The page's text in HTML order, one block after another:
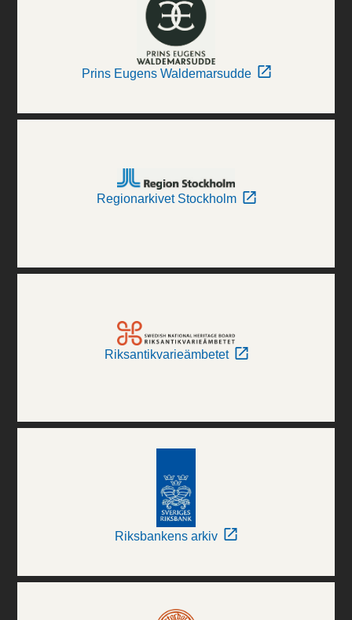
Prins Eugens Waldemarsudde
Regionarkivet Stockholm
Riksantikvarieämbetet
Riksbankens arkiv